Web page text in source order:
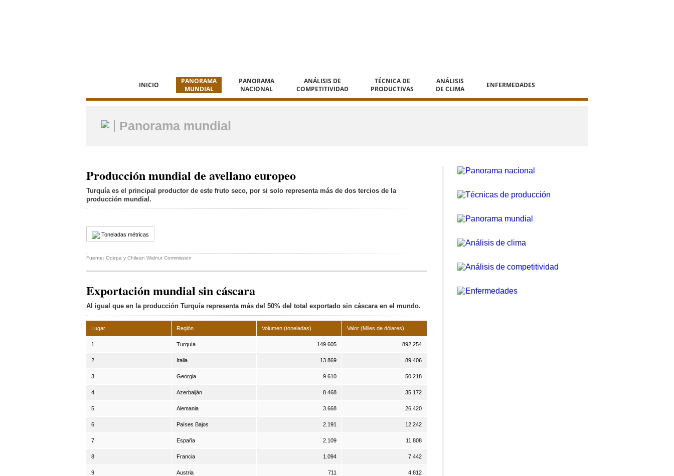
INICIO
PANORAMA
MUNDIAL
PANORAMA
NACIONAL
ANÁLISIS DE
COMPETITIVIDAD
TÉCNICA DE
PRODUCTIVAS
ANÁLISIS
DE CLIMA
ENFERMEDADES
Panorama mundial
Producción mundial de avellano europeo
Turquía es el principal productor de este fruto seco, por si solo representa más de dos tercios de la
producción mundial.
Toneladas métricas
Fuente: Odepa y Chilean Walnut Commission
Exportación mundial sin cáscara
Al igual que en la producción Turquía representa más del 50% del total exportado sin cáscara en el mundo.
Lugar Región Volumen (toneladas) Valor (Miles de dólares)
1 Turquía 149.605 892.254
2 Italia 13.869 89.406
3 Georgia 9.610 50.218
4 Azerbaiján 8.468 35.172
5 Alemania 3.668 26.420
6 Países Bajos 2.191 12.242
7 España 2.109 11.808
8 Francia 1.094 7.442
9 Austria 711 4.812